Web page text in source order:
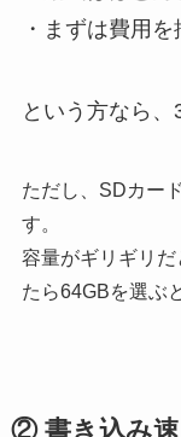
・まずは費用
という方なら、
ただし、SDカー
す。
容量がギリギリ
たら64GBを選ぶ
② 書き込み